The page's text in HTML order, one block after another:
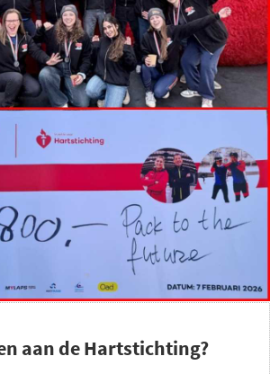
aan de Hartstichting?